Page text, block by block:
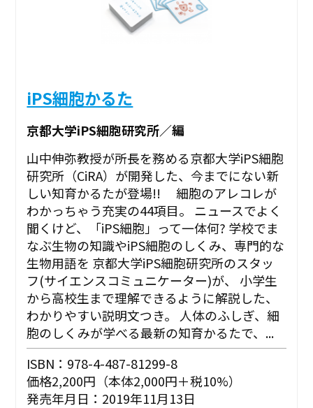
iPS細胞かるた
京都大学iPS細胞研究所／編
山中伸弥教授が所長を務める京都大学iPS細胞
研究所（CiRA）が開発した、今までにない新
しい知育かるたが登場!! 細胞のアレコレが
わかっちゃう充実の44項目。 ニュースでよく
聞くけど、「iPS細胞」って一体何? 学校でま
なぶ生物の知識やiPS細胞のしくみ、専門的な
生物用語を 京都大学iPS細胞研究所のスタッ
フ(サイエンスコミュニケーター)が、 小学生
から高校生まで理解できるように解説した、
わかりやすい説明文つき。 人体のふしぎ、細
胞のしくみが学べる最新の知育かるたで、...
ISBN：978-4-487-81299-8
価格2,200円（本体2,000円＋税10%）
発売年月日：2019年11月13日